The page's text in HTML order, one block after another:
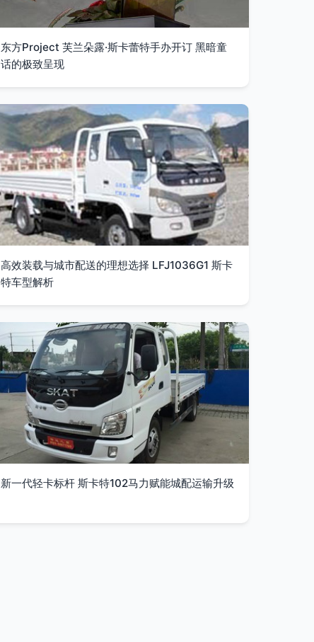
东方Project 芙兰朵露·斯卡蕾特手办开订 黑暗童
话的极致呈现
高效装载与城市配送的理想选择 LFJ1036G1 斯卡
特车型解析
新一代轻卡标杆 斯卡特102马力赋能城配运输升级